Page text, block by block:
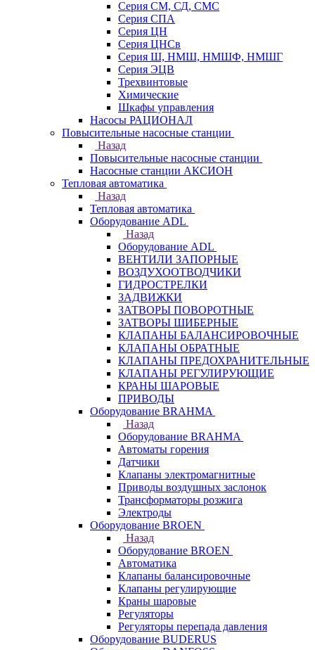
Серия СМ, СД, СМС
Серия СПА
Серия ЦН
Серия ЦНСв
Серия Ш, НМШ, НМШФ, НМШГ
Серия ЭЦВ
Трехвинтовые
Химические
Шкафы управления
Насосы РАЦИОНАЛ
Повысительные насосные станции
Назад
Повысительные насосные станции
Насосные станции АКСИОН
Тепловая автоматика
Назад
Тепловая автоматика
Оборудование ADL
Назад
Оборудование ADL
ВЕНТИЛИ ЗАПОРНЫЕ
ВОЗДУХООТВОДЧИКИ
ГИДРОСТРЕЛКИ
ЗАДВИЖКИ
ЗАТВОРЫ ПОВОРОТНЫЕ
ЗАТВОРЫ ШИБЕРНЫЕ
КЛАПАНЫ БАЛАНСИРОВОЧНЫЕ
КЛАПАНЫ ОБРАТНЫЕ
КЛАПАНЫ ПРЕДОХРАНИТЕЛЬНЫЕ
КЛАПАНЫ РЕГУЛИРУЮЩИЕ
КРАНЫ ШАРОВЫЕ
ПРИВОДЫ
Оборудование BRAHMA
Назад
Оборудование BRAHMA
Автоматы горения
Датчики
Клапаны электромагнитные
Приводы воздушных заслонок
Трансформаторы розжига
Электроды
Оборудование BROEN
Назад
Оборудование BROEN
Автоматика
Клапаны балансировочные
Клапаны регулирующие
Краны шаровые
Регуляторы
Регуляторы перепада давления
Оборудование BUDERUS